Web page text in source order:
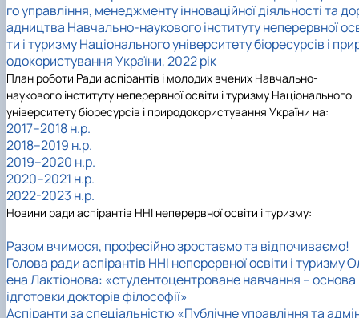
Іноземні мови
Працевлаштування
Їдальні та буфети
Студентські квитки
Центр вивчення мов
Психологічна підтримка
Інклюзивне середовище
Рада молодих вчених
Наукові школи
Стартап школа НУБіП України
Методичні рекомендації, пам'ятки
Форми документів
Патентно-ліцензійна діяльність
ЦКНО «Агропромисловий комплекс, лісове і
садово-паркове господарство, ветеринарна
медицина»
Обладнання НУБіП України
Біоетична комісія
Наукові видання
Досліднику та автору
Звіт про проведення НТЗ
Наукові журнали НУБіП України
Наукові журнали НУБіП України (English)
Пам'ятка про проведення науково-
Наука для бізнесу
Каталог наукових послуг
«SEB-2024»
«SEB-2025»
Наглядова рада
Рада роботодавців
Благодійний фонд «Голосіївська ініціатива
2020»
Історія університету
Видатні випускники та працівники
Звіт ректора
Пам'яті захисників України
Почесні доктори і професори НУБіП України
Пресслужба
Університетський кур'єр
Доступ до публічної інформації
Державні закупівлі
Офіційна символіка
Антикорупційні заходи
Уповноважена особа з питань запобігання
виявлення корупції
Положення про антикорупційного
Антикорупційні заходи
Гендерна радниця
Контактна інформація
го управління, менеджменту інноваційної діяльності та
адництва Навчально-наукового інституту неперервної
ти і туризму Національного університету біоресурсів і
одокористування України, 2022 рік
План роботи Ради аспірантів і молодих вчених Навчально-
наукового інституту неперервної освіти і туризму Національного
університету біоресурсів і природокористування України на:
2017–2018 н.р.
2018–2019 н.р.
2019–2020 н.р.
2020–2021 н.р.
2022-2023 н.р.
Новини ради аспірантів ННІ неперервної освіти і туризму:
Разом вчимося, професійно зростаємо та відпочиваємо!
Голова ради аспірантів ННІ неперервної освіти і туризму
ена Лактіонова: «студентоцентроване навчання – основа
ідготовки докторів філософії»
Аспіранти за спеціальністю «Публічне управління та